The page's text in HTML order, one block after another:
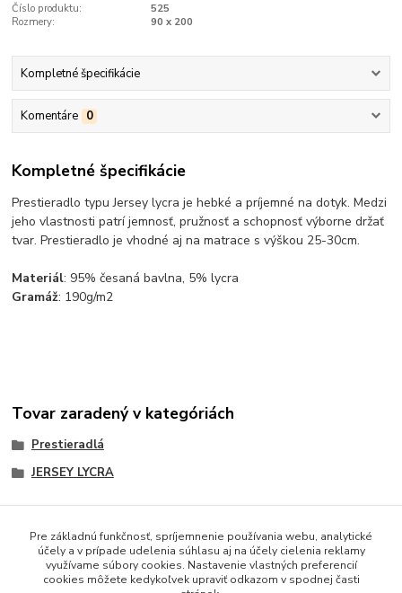
Číslo produktu:
525
Rozmery:
90 x 200
Kompletné špecifikácie
Komentáre 0
Kompletné špecifikácie
Prestieradlo typu Jersey lycra je hebké a príjemné na dotyk. Medzi
jeho vlastnosti patrí jemnosť, pružnosť a schopnosť výborne držať
tvar. Prestieradlo je vhodné aj na matrace s výškou 25-30cm.
Materiál: 95% česaná bavlna, 5% lycra
Gramáž: 190g/m2
Tovar zaradený v kategóriách
Prestieradlá
JERSEY LYCRA
Obsah webovej stránky je možné používať len so súhlasom
majiteľa.
Pre základnú funkčnosť, spríjemnenie používania webu, analytické
účely a v prípade udelenia súhlasu aj na účely cielenia reklamy
využívame súbory cookies. Nastavenie vlastných preferencií
cookies môžete kedykoľvek upraviť odkazom v spodnej časti